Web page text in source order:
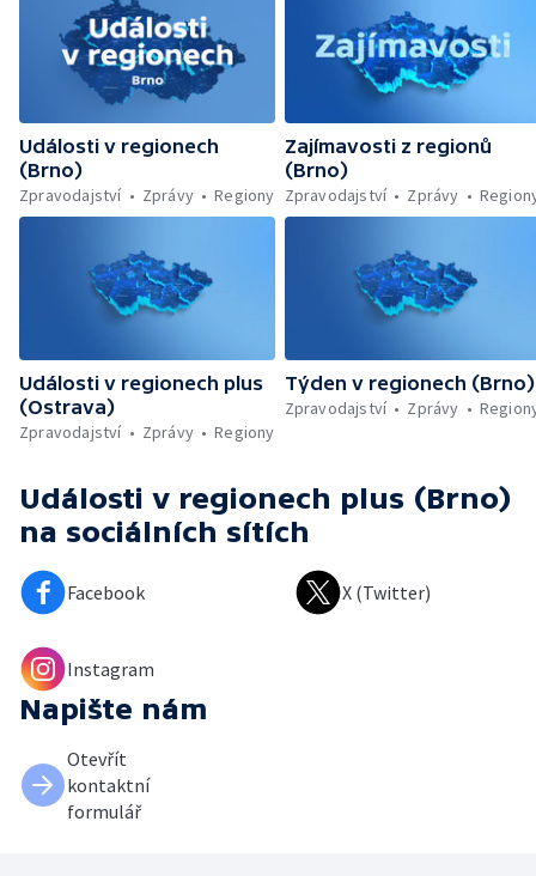
Události v regionech
(Brno)
Zpravodajství
Zprávy Regiony
Zajímavosti z regionů
(Brno)
Zpravodajství
Zprávy
Události v regionech plus
(Ostrava)
Zpravodajství
Zprávy Regiony
Týden v regionech (Brno)
Zpravodajství
Zprávy
Události v regionech plus (Brno)
na sociálních sítích
Facebook X (Twitter)
Instagram
Napište nám
Otevřít
kontaktní
formulář